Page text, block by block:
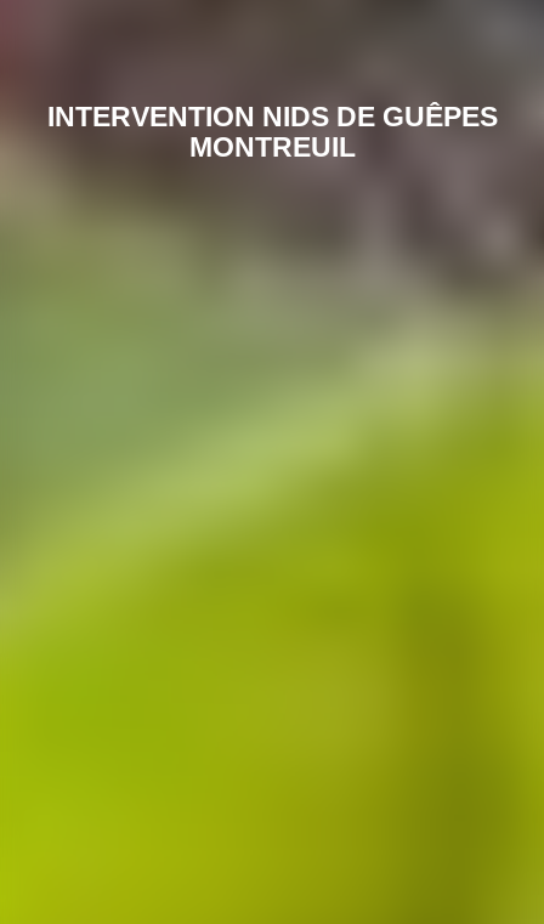
INTERVENTION NIDS DE GUÊPES
MONTREUIL